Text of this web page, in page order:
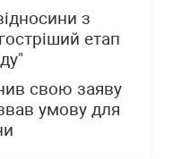
з
етап
свою заяву
умову для